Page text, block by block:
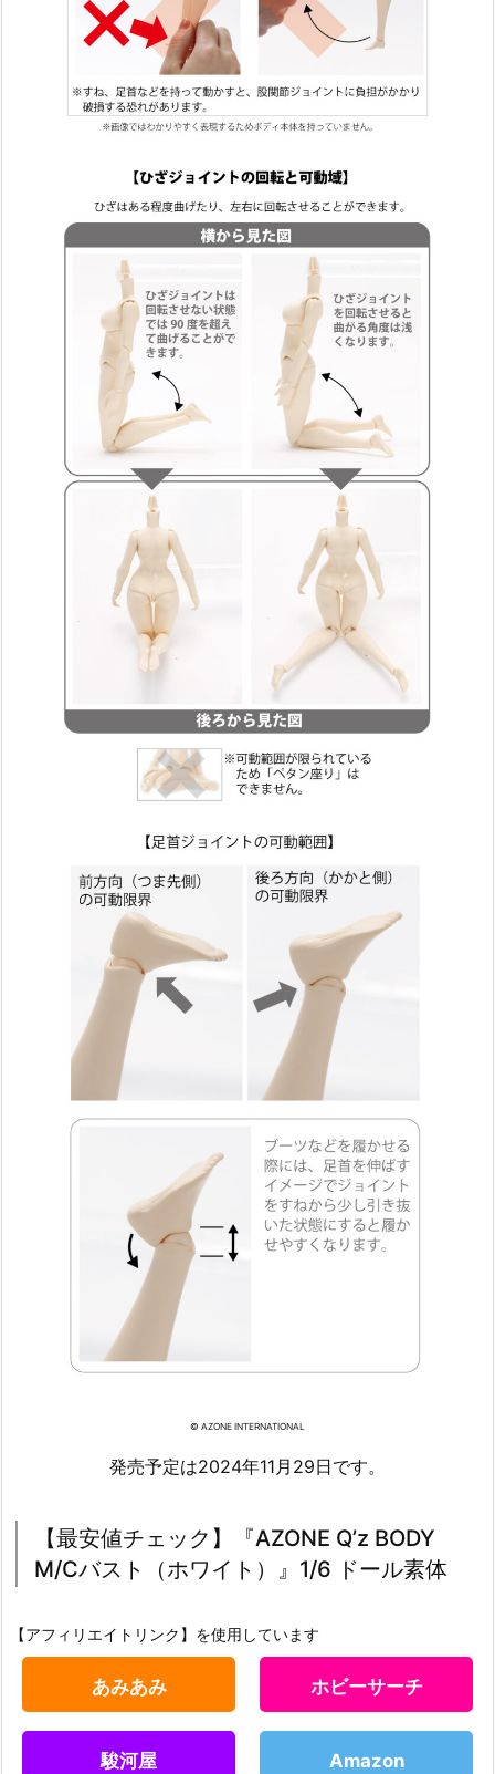
© AZONE INTERNATIONAL
発売予定は2024年11月29日です。
【最安値チェック】『AZONE Q’z BODY
M/Cバスト（ホワイト）』1/6 ドール素体
【アフィリエイトリンク】を使用しています
あみあみ ホビーサーチ
駿河屋 Amazon